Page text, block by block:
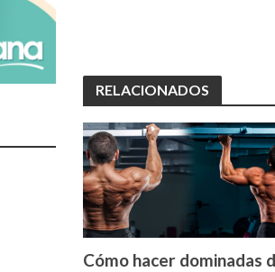
RELACIONADOS
Cómo hacer dominadas